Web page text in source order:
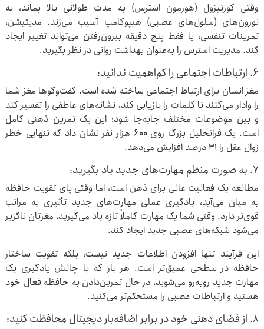
وقتی کورتیزول (هورمون استرس) به مدت طولانی بالا بماند، به
نورون‌های (سلول‌های عصبی) هیپوکامپ آسیب می‌زند. مدیتیشن،
تمرینات تنفسی، یا فقط پنج دقیقه بیرون‌رفتن می‌تواند تغییر ایجاد
کند. مدیریت استرس را به‌عنوان بهداشت روانی در نظر بگیرید.
۶. ارتباطات اجتماعی را کم‌اهمیت ندانید:
مغز انسان برای ارتباط اجتماعی ساخته شده است. گفت‌وگوها مغز شما
را وادار می‌کنند تا کلمات را بازیابی کند، نشانه‌های عاطفی را تفسیر کند
و بین موضوعات مختلف جابه‌جا شود؛ این یک تمرین ذهنی کامل
است. یک فراتحلیل بزرگ روی ۶۰۰ هزار نفر نشان داد که تنهایی خطر
زوال عقل را ۳۱ درصد افزایش می‌دهد.
۷. به صورت منظم مهارت‌های جدید یاد بگیرید:
مطالعه یک فعالیت عالی برای ذهن است، اما وقتی پای تقویت حافظه
به میان می‌آید، یادگیری عملی مهارت‌های جدید تأثیری به مراتب
قوی‌تر دارد. وقتی شما یک مهارت کاملاً تازه یاد می‌گیرید، مغزتان ناگزیر
می‌شود شبکه‌های عصبی جدید ایجاد کند.
این فرآیند تنها افزودن اطلاعات جدید نیست، بلکه تقویت ساختار
حافظه در سطحی عمیق‌تر است. هر بار که با چالش یادگیری یک
مهارت جدید روبه‌رو می‌شوید، در حال تمرین‌دادن به حافظه فعال خود
هستید و ارتباطات عصبی را مستحکم‌تر می‌کنید.
۸. از فضای ذهنی خود در برابر اضافه‌بار دیجیتال محافظت کنید: